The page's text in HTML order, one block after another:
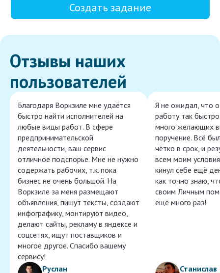
Создать задание
Отзывы наших
пользователей
Благодаря Воркзиле мне удаётся
быстро найти исполнителей на
любые виды работ. В сфере
предпринимательской
деятельности, ваш сервис
отличное подспорье. Мне не нужно
содержать рабочих, т.к. пока
бизнес не очень большой. На
Воркзиле за меня размещают
объявления, пишут тексты, создают
инфографику, монтируют видео,
делают сайты, рекламу в яндексе и
соцсетях, ищут поставщиков и
многое другое. Спасибо вашему
сервису!
Руслан
Я не ожидал, что
работу так
много желающих
поручение. Всё
чётко в срок, и
всем моим
кинул себе ещё
как точно знаю,
своим Личным
ещё много раз!
Станислав